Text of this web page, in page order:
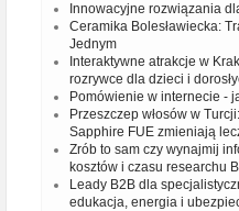
Innowacyjne rozwiązania
Ceramika Bolesławiecka:
Jednym
Interaktywne atrakcje w
rozrywce dla dzieci i
Pomówienie w internecie -
Przeszczep włosów w
Sapphire FUE zmieniają
Zrób to sam czy wynajmij
kosztów i czasu researchu
Leady B2B dla
edukacja, energia i